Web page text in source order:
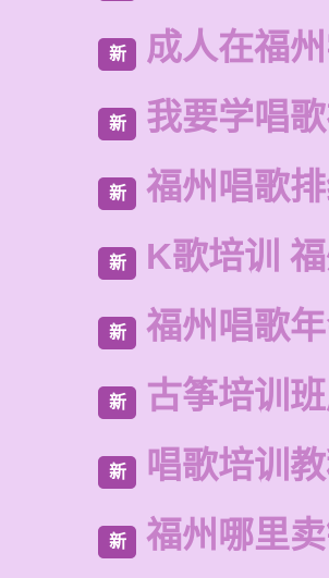
新 成人在福
新 我要学唱
新 福州唱歌
新 K歌培训
新 福州唱歌
新 古筝培训
新 唱歌培训
新 福州哪里